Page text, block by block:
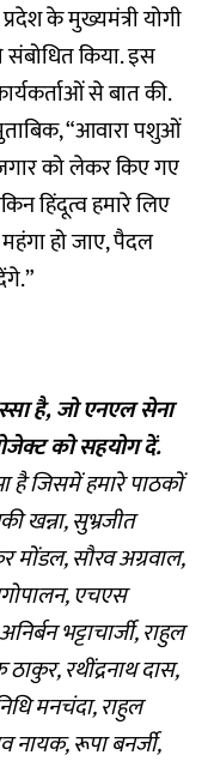
के मुख्यमंत्री योगी
संबोधित किया. इस
से बात की.
“आवारा पशुओं
को लेकर किए गए
हिंदूत्व हमारे लिए
हो जाए, पैदल
है, जो एनएल सेना
कोसहयोगदें.
है जिसमें हमारे पाठकों
खन्ना, सुभ्रजीत
मोंडल, सौरव अग्रवाल,
एचएस
भट्टाचार्जी, राहुल
रथींद्रनाथ दास,
मनचंदा, राहुल
नायक, रूपा बनर्जी,